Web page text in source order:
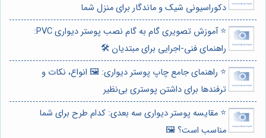
دکوراسیونی شیک و ماندگار برای منزل شما
⭐️ آموزش تصویری گام به گام نصب پوستر دیواری PVC:
راهنمای فنی-اجرایی برای مبتدیان 🛠️
⭐️ راهنمای جامع چاپ پوستر دیواری: 🖼️ انواع، نکات و
ترفندها برای داشتن پوستری بی‌نظیر
⭐️ مقایسه پوستر دیواری سه بعدی: کدام طرح برای شما
مناسب است؟ 🖼️